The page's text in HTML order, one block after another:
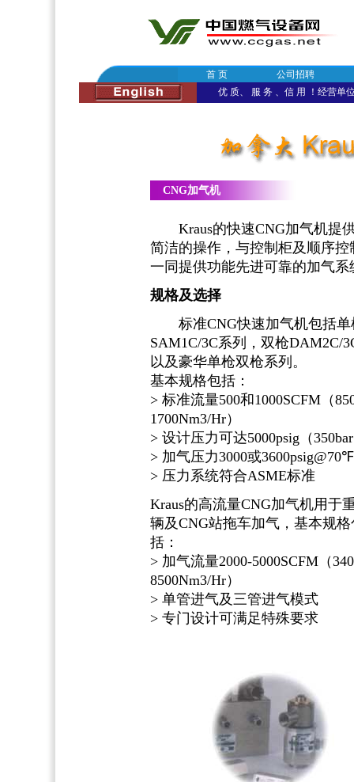
首 页
公司招聘
优 质、 服 务 、信 用 ！经营单
CNG加气机
Kraus的快速CNG加气机提
简洁的操作，与控制柜及顺序控
一同提供功能先进可靠的加气系
规格及选择
标准CNG快速加气机包括单
SAM1C/3C系列，双枪DAM2C/
以及豪华单枪双枪系列。
基本规格包括：
> 标准流量500和1000SCFM（
1700Nm3/Hr）
> 设计压力可达5000psig（
> 加气压力3000或3600psig@70℉
> 压力系统符合ASME标准
Kraus的高流量CNG加气机用于
辆及CNG站拖车加气，基本规格
括：
> 加气流量2000-5000SCFM（
8500Nm3/Hr）
> 单管进气及三管进气模式
> 专门设计可满足特殊要求